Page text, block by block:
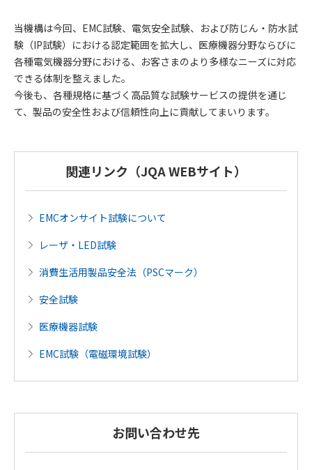
当機構は今回、EMC試験、電気安全試験、および防じん・防水試
験（IP試験）における認定範囲を拡大し、医療機器分野ならびに
各種電気機器分野における、お客さまのより多様なニーズに対応
できる体制を整えました。
今後も、各種規格に基づく高品質な試験サービスの提供を通じ
て、製品の安全性および信頼性向上に貢献してまいります。
関連リンク（JQA WEBサイト）
EMCオンサイト試験について
レーザ・LED試験
消費生活用製品安全法（PSCマーク）
安全試験
医療機器試験
EMC試験（電磁環境試験）
お問い合わせ先